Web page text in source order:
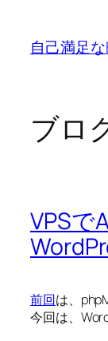
自己満足な
ブロ
VPSで
前回は、
今回は、